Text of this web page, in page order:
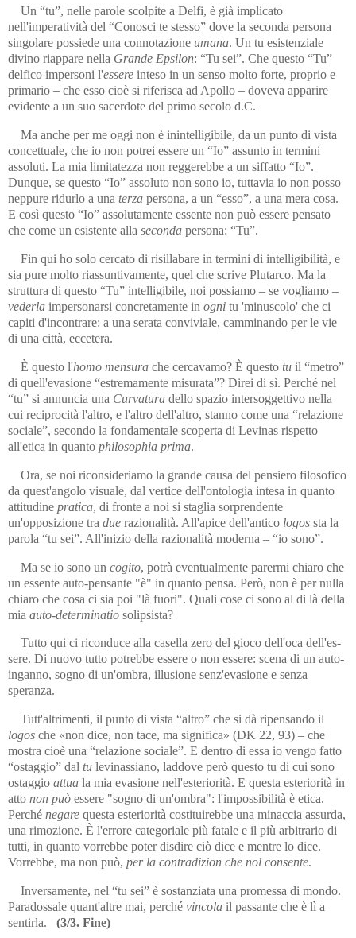
Un “tu”, nelle parole scolpite a Delfi, è già implicato
nell'imperati­vità del “Conosci te stesso” dove la seconda persona
singolare possiede una connotazione umana. Un tu esistenziale
divino riappare nella Grande Epsilon: “Tu sei”. Che questo “Tu”
delfico impersoni l'essere inteso in un senso molto forte, proprio e
primario – che esso cioè si riferisca ad Apollo – doveva apparire
evidente a un suo sacerdote del primo secolo d.C.
Ma anche per me oggi non è inintelligibile, da un punto di vista
concettuale, che io non potrei essere un “Io” assunto in termini
assoluti. La mia limitatezza non reggerebbe a un siffatto “Io”.
Dunque, se questo “Io” assoluto non sono io, tuttavia io non posso
neppure ridurlo a una terza persona, a un “esso”, a una mera cosa.
E così questo “Io” assolutamente essente non può essere pensato
che come un esistente alla seconda persona: “Tu”.
Fin qui ho solo cercato di risillabare in termini di intelli­gi­bi­lità, e
sia pure molto riassuntivamente, quel che scrive Plutarco. Ma la
struttura di questo “Tu” intelligibile, noi possiamo – se vogliamo –
vederla impersonarsi concretamente in ogni tu 'minuscolo' che ci
capiti d'incontrare: a una serata conviviale, camminando per le vie
di una città, eccetera.
È questo l'homo mensura che cercavamo? È questo tu il “metro”
di quell'evasione “estremamente misurata”? Direi di sì. Perché nel
“tu” si annuncia una Curvatura dello spazio intersoggettivo nella
cui reciprocità l'altro, e l'altro dell'altro, stanno come una “relazione
sociale”, secondo la fondamentale scoperta di Levinas rispetto
all'etica in quanto philosophia prima.
Ora, se noi riconsideriamo la grande causa del pensiero filosofico
da quest'angolo visuale, dal vertice dell'ontologia intesa in quanto
attitudine pratica, di fronte a noi si staglia sorprendente
un'opposizione tra due razionalità. All'apice dell'antico logos sta la
parola “tu sei”. All'inizio della razionalità moderna – “io sono”.
Ma se io sono un cogito, potrà eventualmente parermi chiaro che
un essente auto-pensante "è" in quanto pensa. Però, non è per nulla
chiaro che cosa ci sia poi "là fuori". Quali cose ci sono al di là della
mia auto-determinatio solipsista?
Tutto qui ci riconduce alla casella zero del gioco dell'oca dell'es­
sere. Di nuovo tutto potrebbe essere o non essere: scena di un auto-
inganno, sogno di un'ombra, illusione senz'evasione e senza
speranza.
Tutt'altrimenti, il punto di vista “altro” che si dà ripensando il
logos che «non dice, non tace, ma significa» (DK 22, 93) – che
mostra cioè una “relazione sociale”. E dentro di essa io vengo fatto
“ostaggio” dal tu levinassiano, laddove però questo tu di cui sono
ostaggio attua la mia evasione nell'esteriorità. E questa esteriorità in
atto non può essere "sogno di un'ombra": l'impossibilità è etica.
Perché negare questa esteriorità costituirebbe una minaccia assurda,
una rimozione. È l'errore categoriale più fatale e il più arbitrario di
tutti, in quanto vorrebbe poter disdire ciò dice e mentre lo dice.
Vorrebbe, ma non può, per la contradizion che nol consente.
Inversamente, nel “tu sei” è sostanziata una promessa di mondo.
Pa­radossale quant'altre mai, perché vincola il passante che è lì a
sen­tirla. (3/3. Fine)